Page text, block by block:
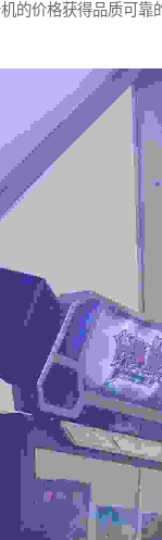
的价格获得品质可靠